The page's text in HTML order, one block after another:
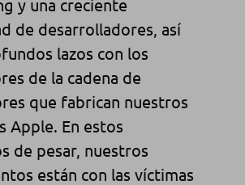
y una creciente
de desarrolladores, así
lazos con los
de la cadena de
que fabrican nuestros
Apple. En estos
de pesar, nuestros
están con las víctimas